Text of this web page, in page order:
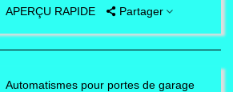
APERÇU RAPIDE Partager
Automatismes pour portes de garage